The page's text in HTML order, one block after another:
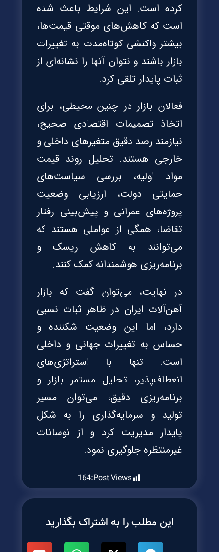
کرده است. این شرایط باعث شده
است که کاهش‌های موقتی قیمت‌ها،
بیشتر واکنشی کوتاه‌مدت به تغییرات
بازار باشند و نتوان آنها را نشانه‌ای از
ثبات پایدار تلقی کرد.
فعالان بازار در چنین محیطی، برای
اتخاذ تصمیمات اقتصادی صحیح،
نیازمند رصد دقیق متغیرهای داخلی و
خارجی هستند. تحلیل روند قیمت
مواد اولیه، بررسی سیاست‌های
حمایتی دولت، ارزیابی وضعیت
پروژه‌های عمرانی و پیش‌بینی رفتار
تقاضا، همگی از عواملی هستند که
می‌توانند به کاهش ریسک و
برنامه‌ریزی هوشمندانه کمک کنند.
در نهایت، می‌توان گفت که بازار
آهن‌آلات ایران در ظاهر ثبات نسبی
دارد، اما این وضعیت شکننده و
حساس به تغییرات جهانی و داخلی
است. تنها با استراتژی‌های
انعطاف‌پذیر، تحلیل مستمر بازار و
برنامه‌ریزی دقیق، می‌توان مسیر
تولید و سرمایه‌گذاری را به شکل
پایدار مدیریت کرد و از نوسانات
غیرمنتظره جلوگیری نمود.
Post Views:
164
این مطلب را به اشتراک بگذارید